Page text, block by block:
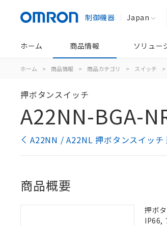
制御機器 Japan
ホーム 商品情報 ソリュー
ホーム > 商品情報 > 商品カテゴリ > スイッチ >
押ボタンスイッチ
A22NN-BGA-
A22NN / A22NL 押ボタンスイッチ
商品概要
押ボ
IP66,